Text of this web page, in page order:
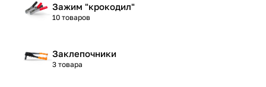
Зажим "крокодил"
10 товаров
Заклепочники
3 товара